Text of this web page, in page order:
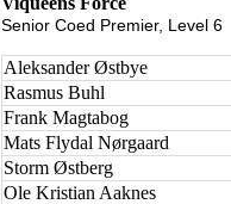
Senior Coed Premier, Level 6
Aleksander Østbye
Rasmus Buhl
Frank Magtabog
Mats Flydal Nørgaard
Storm Østberg
Ole Kristian Aaknes